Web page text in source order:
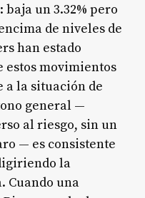
un 3.32% pero
de niveles de
han estado
estos movimientos
la situación de
general —
al riesgo, sin un
— es consistente
la
una